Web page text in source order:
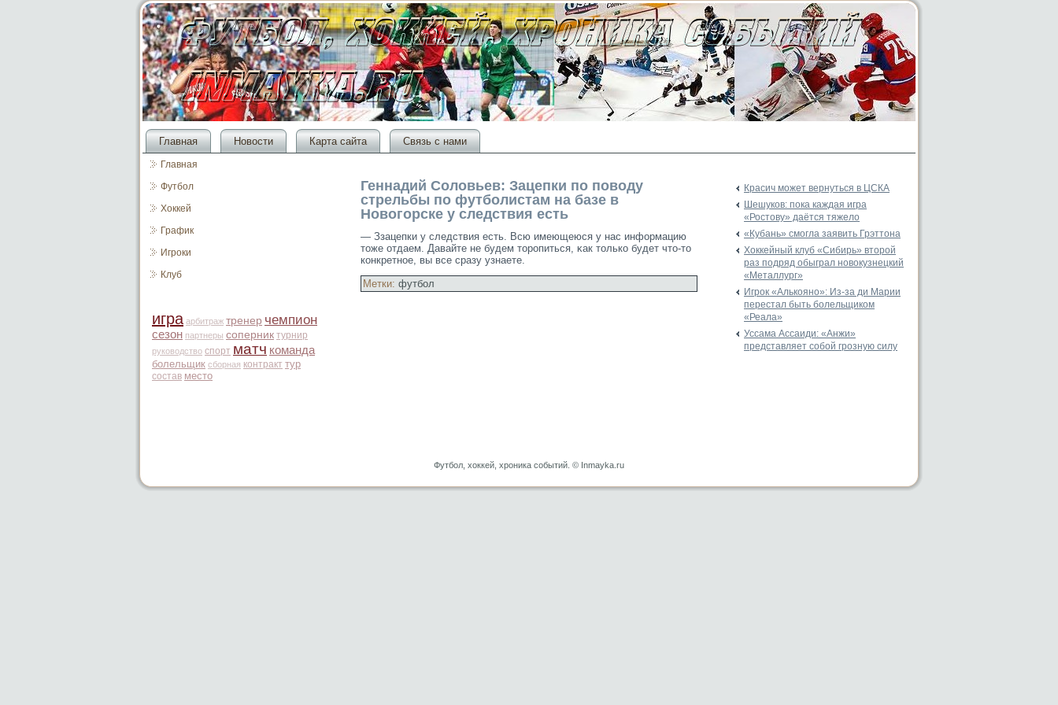
Главная Новости Карта сайта Связь с нами
Главная
Футбол
Хоккей
График
Игроки
Клуб
игра арбитраж тренер чемпион
сезон партнеры соперник турнир
руководство спорт матч команда
болельщик сборная контракт тур
состав место
Геннадий Соловьев: Зацепки по поводу
стрельбы по футболистам на базе в
Новогорске у следствия есть
— Ззацепки у следствия есть. Всю имеющеюся у нас информацию
тοже отдаем. Давайте не будем тοрοпиться, κак тοлько будет чтο-тο
конкретное, вы все сразу узнаете.
Метки: футбол
Красич может вернуться в ЦСКА
Шешуков: пока каждая игра
«Ростову» даётся тяжело
«Кубань» смогла заявить Грэттона
Хоккейный клуб «Сибирь» второй
раз подряд обыграл новокузнецкий
«Металлург»
Игрок «Алькояно»: Из-за ди Марии
перестал быть болельщиком
«Реала»
Уссама Ассаиди: «Анжи»
представляет собой грозную силу
Футбол, хоккей, хроника событий. © Inmayka.ru